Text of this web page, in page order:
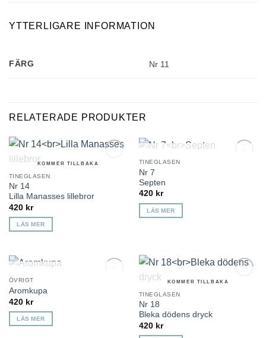
YTTERLIGARE INFORMATION
FÄRG Nr 11
RELATERADE PRODUKTER
Lägg till i
KOMMER TILLBAKA
TINEGLASEN
Nr 14
Lilla Manasses lillebror
420 kr
LÄS MER
TINEGLASEN
Nr 7
Septen
420 kr
LÄS MER
ÖVRIGT
Aromkupa
420 kr
LÄS MER
Lägg till i
KOMMER TILLBAKA
TINEGLASEN
Nr 18
Bleka dödens dryck
420 kr